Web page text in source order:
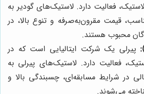
لاستیک، فعالیت دارد. لاستیک‌های گودیر به
قیمت مقرون‌به‌صرفه و تنوع بالا، در
محبوب هستند.
پیرلی یک شرکت ایتالیایی است که در
فعالیت دارد. لاستیک‌های پیرلی به
در شرایط مسابقه‌ای، چسبندگی بالا و
می‌شوند.